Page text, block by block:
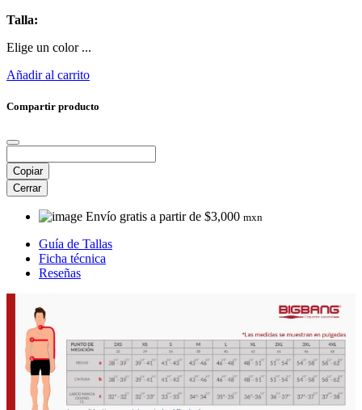
Talla:
Elige un color ...
Añadir al carrito
Compartir producto
Copiar
Cerrar
Envío gratis a partir de $3,000 mxn
Guía de Tallas
Ficha técnica
Reseñas